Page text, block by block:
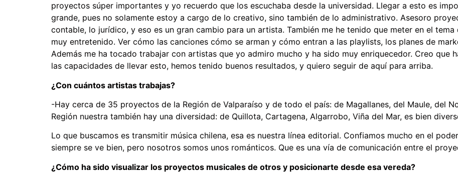
proyectos súper importantes y yo recuerdo que los escuchaba desde la universidad. Llegar a esto es
grande, pues no solamente estoy a cargo de lo creativo, sino también de lo administrativo. Asesoro
contable, lo jurídico, y eso es un gran cambio para un artista. También me he tenido que meter en el
muy entretenido. Ver cómo las canciones cómo se arman y cómo entran a las playlists, los planes de
Además me ha tocado trabajar con artistas que yo admiro mucho y ha sido muy enriquecedor. Creo que
las capacidades de llevar esto, hemos tenido buenos resultados, y quiero seguir de aquí para arriba.
¿Con cuántos artistas trabajas?
-Hay cerca de 35 proyectos de la Región de Valparaíso y de todo el país: de Magallanes, del Maule, del
Región nuestra también hay una diversidad: de Quillota, Cartagena, Algarrobo, Viña del Mar, es bien
Lo que buscamos es transmitir música chilena, esa es nuestra línea editorial. Confiamos mucho en el
siempre se ve bien, pero nosotros somos unos románticos. Que es una vía de comunicación entre el
¿Cómo ha sido visualizar los proyectos musicales de otros y posicionarte desde esa vereda?